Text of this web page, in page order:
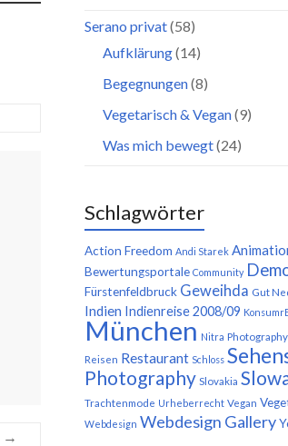
→
Serano privat(58)
Aufklärung(14)
Begegnungen(8)
Vegetarisch & Vegan(9)
Was mich bewegt(24)
Schlagwörter
Action Freedom Andi Starek
Bewertungsportale Community
Fürstenfeldbruck Geweihda Gut
Indien Indienreise 2008/09
München Nitra Photography
Reisen Restaurant Schloss
Photography Slovakia
Trachtenmode Urheberrecht Vegan
Webdesign Webdesign Gallery